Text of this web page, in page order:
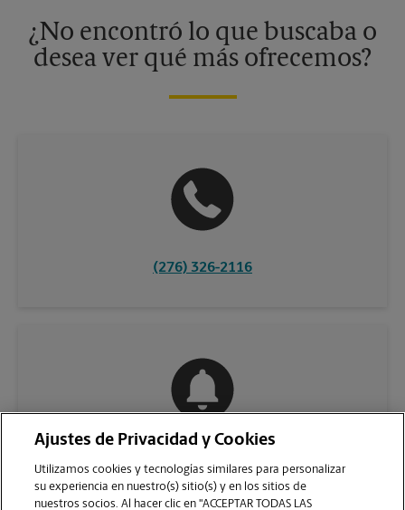
¿No encontró lo que buscaba o
desea ver qué más ofrecemos?
(276) 326-2116
Ajustes de Privacidad y Cookies
Utilizamos cookies y tecnologías similares para personalizar
su experiencia en nuestro(s) sitio(s) y en los sitios de
nuestros socios. Al hacer clic en "ACCEPTAR TODAS LAS